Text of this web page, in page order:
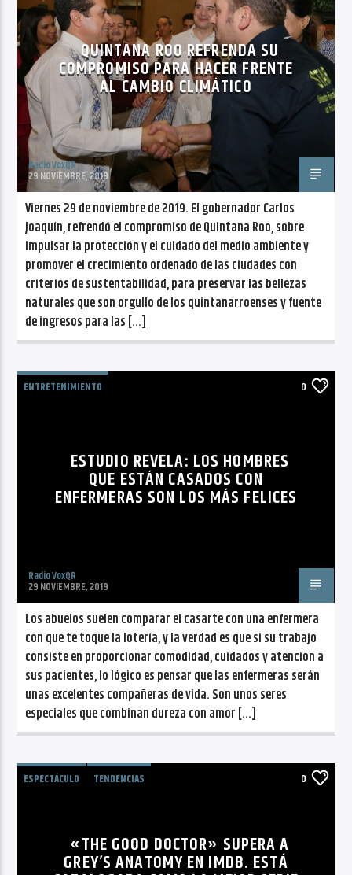
QUINTANA ROO REFRENDA SU
COMPROMISO PARA HACER FRENTE
AL CAMBIO CLIMÁTICO
Radio VoxQR
29 NOVIEMBRE, 2019
Viernes 29 de noviembre de 2019. El gobernador Carlos
Joaquín, refrendó el compromiso de Quintana Roo, sobre
impulsar la protección y el cuidado del medio ambiente y
promover el crecimiento ordenado de las ciudades con
criterios de sustentabilidad, para preservar las bellezas
naturales que son orgullo de los quintanarroenses y fuente
de ingresos para las […]
ENTRETENIMIENTO 0
ESTUDIO REVELA: LOS HOMBRES
QUE ESTÁN CASADOS CON
ENFERMERAS SON LOS MÁS FELICES
Radio VoxQR
29 NOVIEMBRE, 2019
Los abuelos suelen comparar el casarte con una enfermera
con que te toque la lotería, y la verdad es que si su trabajo
consiste en proporcionar comodidad, cuidados y atención a
sus pacientes, lo lógico es pensar que las enfermeras serán
unas excelentes compañeras de vida. Son unos seres
especiales que combinan dureza con amor […]
ESPECTÁCULO TENDENCIAS 0
«THE GOOD DOCTOR» SUPERA A
GREY’S ANATOMY EN IMDB. ESTÁ